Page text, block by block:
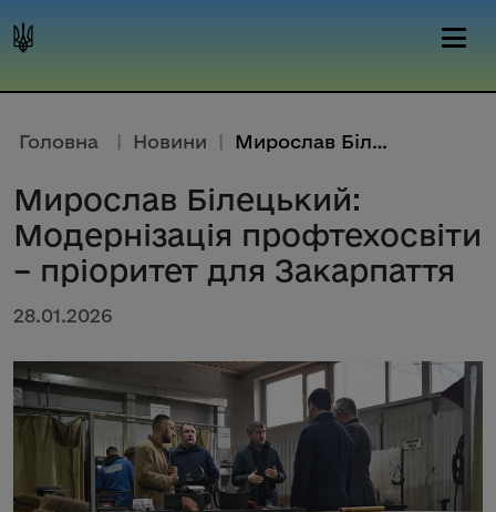
Головна | Новини | Мирослав Білецький: Модернізац...
Мирослав Білецький:
Модернізація профтехосвіти
– пріоритет для Закарпаття
28.01.2026